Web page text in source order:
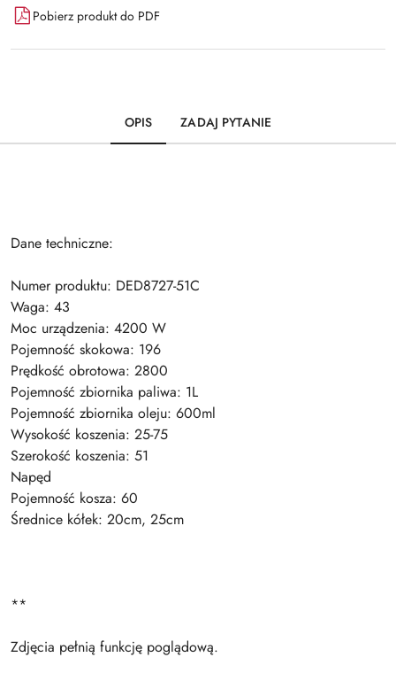
Pobierz produkt do PDF
OPIS ZADAJ PYTANIE
Dane techniczne:
Numer produktu: DED8727-51C
Waga: 43
Moc urządzenia: 4200 W
Pojemność skokowa: 196
Prędkość obrotowa: 2800
Pojemność zbiornika paliwa: 1L
Pojemność zbiornika oleju: 600ml
Wysokość koszenia: 25-75
Szerokość koszenia: 51
Napęd
Pojemność kosza: 60
Średnice kółek: 20cm, 25cm
**
Zdjęcia pełnią funkcję poglądową.